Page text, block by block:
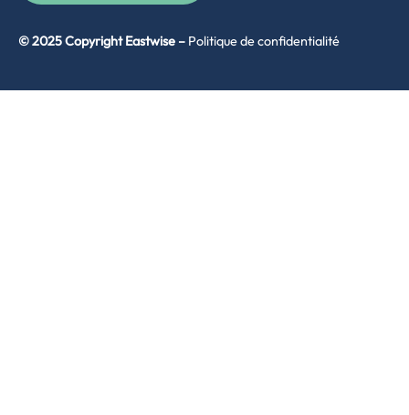
© 2025 Copyright Eastwise – Politique de confidentialité